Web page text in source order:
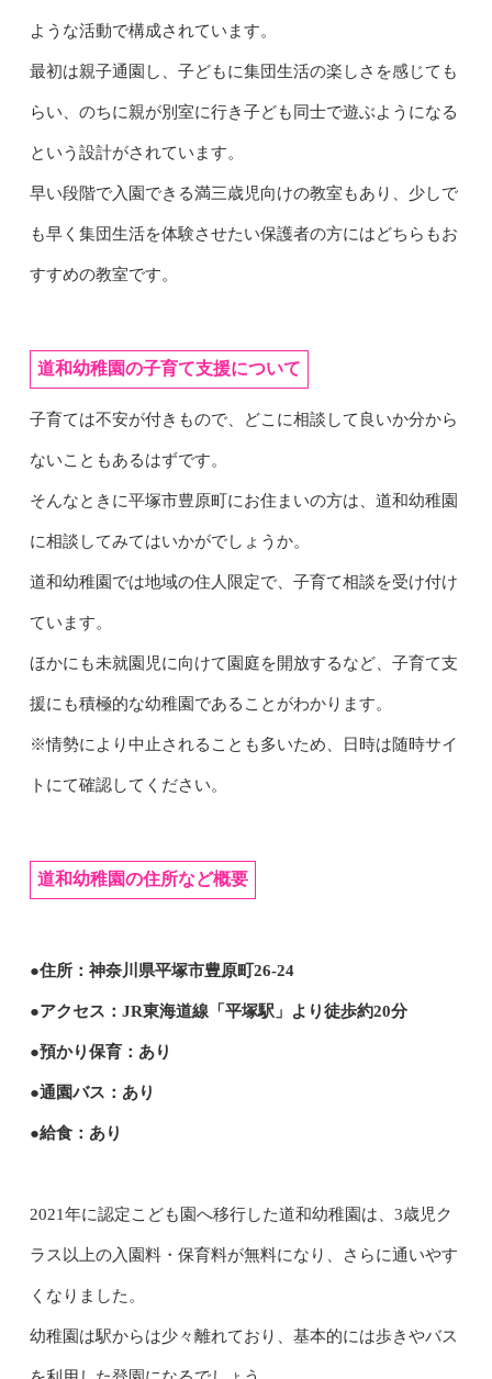
ような活動で構成されています。
最初は親子通園し、子どもに集団生活の楽しさを感じても
らい、のちに親が別室に行き子ども同士で遊ぶようになる
という設計がされています。
早い段階で入園できる満三歳児向けの教室もあり、少しで
も早く集団生活を体験させたい保護者の方にはどちらもお
すすめの教室です。
道和幼稚園の子育て支援について
子育ては不安が付きもので、どこに相談して良いか分から
ないこともあるはずです。
そんなときに平塚市豊原町にお住まいの方は、道和幼稚園
に相談してみてはいかがでしょうか。
道和幼稚園では地域の住人限定で、子育て相談を受け付け
ています。
ほかにも未就園児に向けて園庭を開放するなど、子育て支
援にも積極的な幼稚園であることがわかります。
※情勢により中止されることも多いため、日時は随時サイ
トにて確認してください。
道和幼稚園の住所など概要
●住所：神奈川県平塚市豊原町26-24
●アクセス：JR東海道線「平塚駅」より徒歩約20分
●預かり保育：あり
●通園バス：あり
●給食：あり
2021年に認定こども園へ移行した道和幼稚園は、3歳児ク
ラス以上の入園料・保育料が無料になり、さらに通いやす
くなりました。
幼稚園は駅からは少々離れており、基本的には歩きやバス